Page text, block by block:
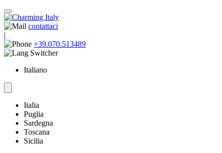
contattaci
|
+39.070.513489
Italiano
Italia
Puglia
Sardegna
Toscana
Sicilia